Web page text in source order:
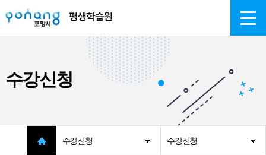
수강신청
수강신청 수강신청